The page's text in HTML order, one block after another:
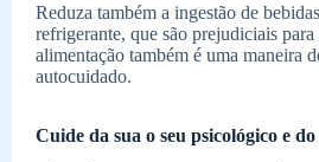
Reduza também a ingestão de
refrigerante, que são prejudiciais
alimentação também é uma maneira
autocuidado.
Cuide da sua o seu psicológico e